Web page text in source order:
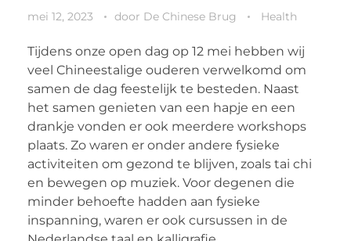
mei 12, 2023 door De Chinese Brug Health
Tijdens onze open dag op 12 mei hebben wij
veel Chineestalige ouderen verwelkomd om
samen de dag feestelijk te besteden. Naast
het samen genieten van een hapje en een
drankje vonden er ook meerdere workshops
plaats. Zo waren er onder andere fysieke
activiteiten om gezond te blijven, zoals tai chi
en bewegen op muziek. Voor degenen die
minder behoefte hadden aan fysieke
inspanning, waren er ook cursussen in de